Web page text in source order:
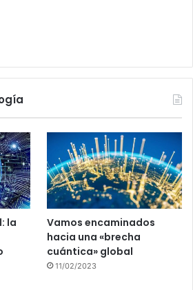
la
Vamos encaminados
hacia una «brecha
cuántica» global
11/02/2023